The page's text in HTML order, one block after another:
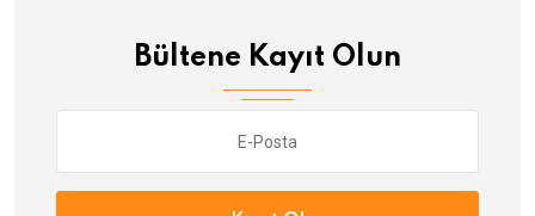
Bültene Kayıt Olun